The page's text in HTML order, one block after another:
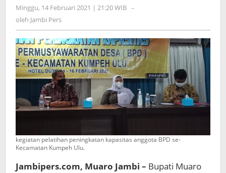
BPD
Hotel
Duta
Minggu, 14 Februari 2021 | 21:20 WIB oleh
-
oleh Jambi Pers
kegiatan pelatihan peningkatan kapasitas anggota BPD se-
Kecamatan Kumpeh Ulu.
Jambipers.com, Muaro Jambi – Bupati Muaro